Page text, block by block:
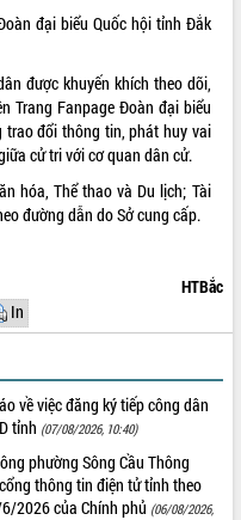
đại biểu Quốc hội tỉnh Đắk
được khuyến khích theo dõi,
Trang Fanpage Đoàn đại biểu
đổi thông tin, phát huy vai
cử tri với cơ quan dân cử.
hóa, Thể thao và Du lịch; Tài
đường dẫn do Sở cung cấp.
HTBắc
In
về việc đăng ký tiếp công dân
tỉnh (07/08/2026, 10:40)
phường Sông Cầu Thông
thông tin điện tử tỉnh theo
2026 của Chính phủ (06/08/2026,